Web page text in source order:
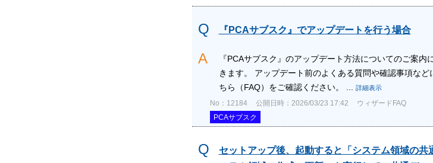
『PCAサブスク』でアップデートを行う場合
『PCAサブスク』のアップデート方法についてのご案
きます。 アップデート前のよくある質問や確認事項な
ちら（FAQ）をご確認ください。 ...
詳細表示
No：12184 公開日時：2026/03/23 17:42
ウィザードFAQ
PCAサブスク
セットアップ後、起動すると「システム領域の